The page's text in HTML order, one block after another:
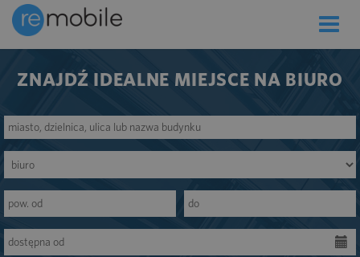
Toggle
ZNAJDŹ IDEALNE MIEJSCE NA BIURO